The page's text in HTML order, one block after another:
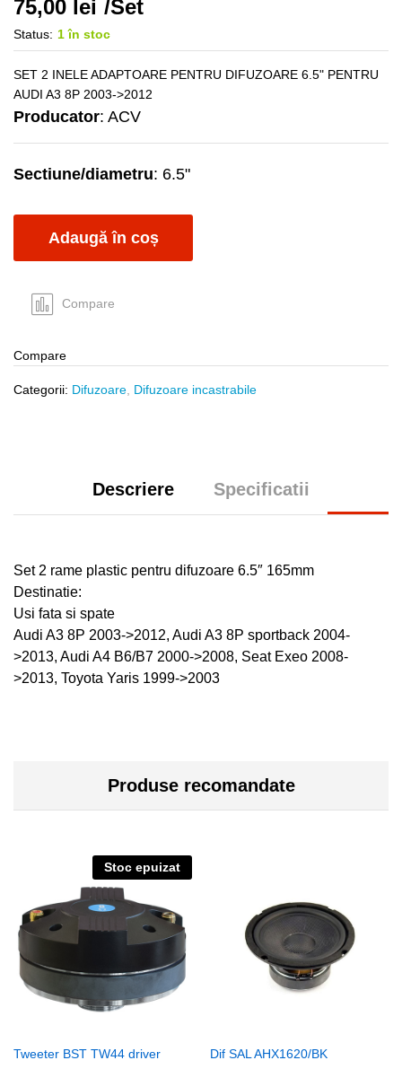
75,00 lei /Set
Status: 1 în stoc
SET 2 INELE ADAPTOARE PENTRU DIFUZOARE 6.5" PENTRU
AUDI A3 8P 2003->2012
Producator: ACV
Sectiune/diametru: 6.5"
Adaugă în coș
Compare
Compare
Categorii: Difuzoare Difuzoare incastrabile
Descriere Specificatii
Set 2 rame plastic pentru difuzoare 6.5″ 165mm
Destinatie:
Usi fata si spate
Audi A3 8P 2003->2012, Audi A3 8P sportback 2004-
>2013, Audi A4 B6/B7 2000->2008, Seat Exeo 2008-
>2013, Toyota Yaris 1999->2003
Produse recomandate
Stoc epuizat
Tweeter BST TW44 driver Dif SAL AHX1620/BK